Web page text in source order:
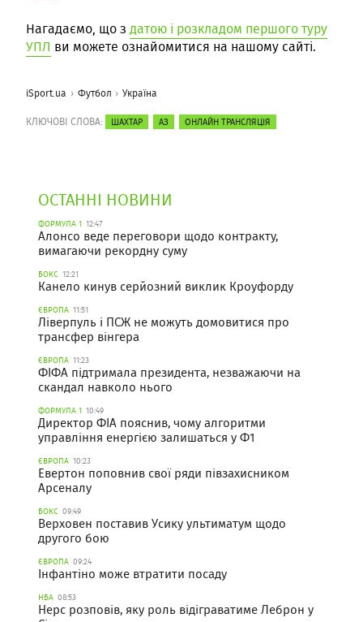
Нагадаємо, що з датою і розкладом першого туру
УПЛ ви можете ознайомитися на нашому сайті.
iSport.ua Футбол Україна
КЛЮЧОВІ СЛОВА: ШАХТАР АЗ ОНЛАЙН ТРАНСЛЯЦІЯ
ОСТАННІ НОВИНИ
ФОРМУЛА 1 12:47
Алонсо веде переговори щодо контракту,
вимагаючи рекордну суму
БОКС 12:21
Канело кинув серйозний виклик Кроуфорду
ЄВРОПА 11:51
Ліверпуль і ПСЖ не можуть домовитися про
трансфер вінгера
ЄВРОПА 11:23
ФІФА підтримала президента, незважаючи на
скандал навколо нього
ФОРМУЛА 1 10:49
Директор ФІА пояснив, чому алгоритми
управління енергією залишаться у Ф1
ЄВРОПА 10:23
Евертон поповнив свої ряди півзахисником
Арсеналу
БОКС 09:49
Верховен поставив Усику ультиматум щодо
другого бою
ЄВРОПА 09:24
Інфантіно може втратити посаду
НБА 08:53
Нерс розповів, яку роль відіграватиме Леброн у